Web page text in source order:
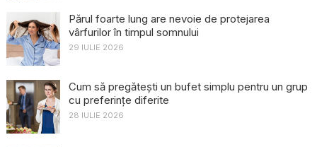
Părul foarte lung are nevoie de protejarea
vârfurilor în timpul somnului
29 IULIE 2026
Cum să pregătești un bufet simplu pentru un grup
cu preferințe diferite
28 IULIE 2026